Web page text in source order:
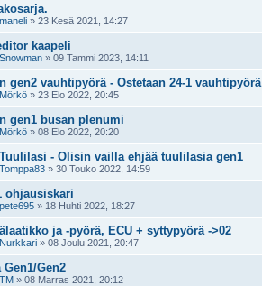
maneli » 23 Kesä 2021, 14:27
kaapeli
Snowman » 09 Tammi 2023, 14:11
gen2 vauhtipyörä - Ostetaan 24-1 vauhtipyörä
Mörkö » 23 Elo 2022, 20:45
gen1 busan plenumi
Mörkö » 08 Elo 2022, 20:20
- Olisin vailla ehjää tuulilasia gen1
Tomppa83 » 30 Touko 2022, 14:59
ohjausiskari
pete695 » 18 Huhti 2022, 18:27
ja -pyörä, ECU + syttypyörä ->02
Nurkkari » 08 Joulu 2021, 20:47
Gen2
TM » 08 Marras 2021, 20:12